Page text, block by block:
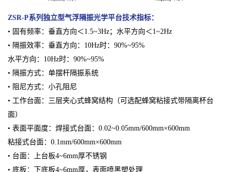
ZSR-P系列独立型气浮隔振光学平台技术指标：
• 固有频率：垂直方向＜1.5~3Hz；水平方向＜1~2Hz
• 隔振效率：垂直方向：10Hz时：90%~95%
水平方向：10Hz时：90%~95%
• 隔振方式：单摆杆隔振系统
• 阻尼方式：小孔阻尼
• 工作台面：三层夹心式蜂窝结构（可选配蜂窝粘接式带隔离杯台
面）
• 表面平面度：焊接式台面：0.02~0.05mm/600mm×600mm
粘接式台面：0.1mm/600mm×600mm
• 台面：上台板4~6mm厚不锈钢
• 底板：下底板4~6mm厚，表面喷黑塑处理